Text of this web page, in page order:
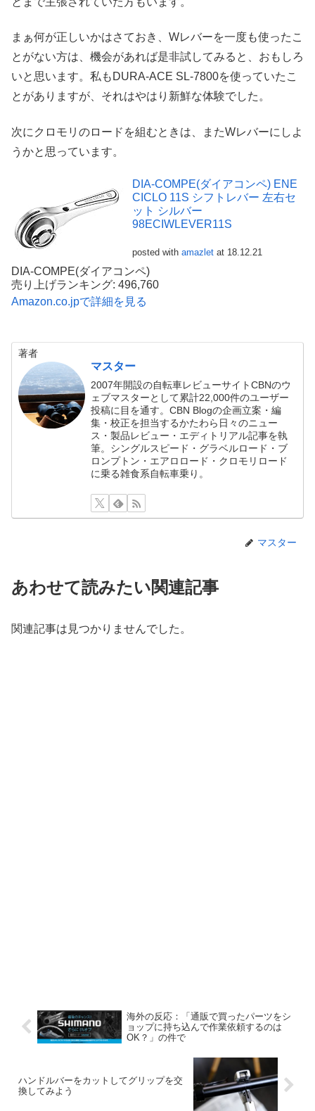
まぁ何が正しいかはさておき、Wレバーを一度も使ったこ
とがない方は、機会があれば是非試してみると、おもしろ
いと思います。私もDURA-ACE SL-7800を使っていたこ
とがありますが、それはやはり新鮮な体験でした。
次にクロモリのロードを組むときは、またWレバーにしよ
うかと思っています。
DIA-COMPE(ダイアコンペ) ENE
CICLO 11S シフトレバー 左右セ
ット シルバー
98ECIWLEVER11S
posted with amazlet at 18.12.21
DIA-COMPE(ダイアコンペ)
売り上げランキング: 496,760
Amazon.co.jpで詳細を見る
著者
マスター
2007年開設の自転車レビューサイトCBNのウ
ェブマスターとして累計22,000件のユーザー
投稿に目を通す。CBN Blogの企画立案・編
集・校正を担当するかたわら日々のニュー
ス・製品レビュー・エディトリアル記事を執
筆。シングルスピード・グラベルロード・ブ
ロンプトン・エアロロード・クロモリロード
に乗る雑食系自転車乗り。
マスター
あわせて読みたい関連記事
関連記事は見つかりませんでした。
海外の反応：「通販で買ったパーツをシ
ョップに持ち込んで作業依頼するのは
OK？」の件で
ハンドルバーをカットしてグリップを交
換してみよう